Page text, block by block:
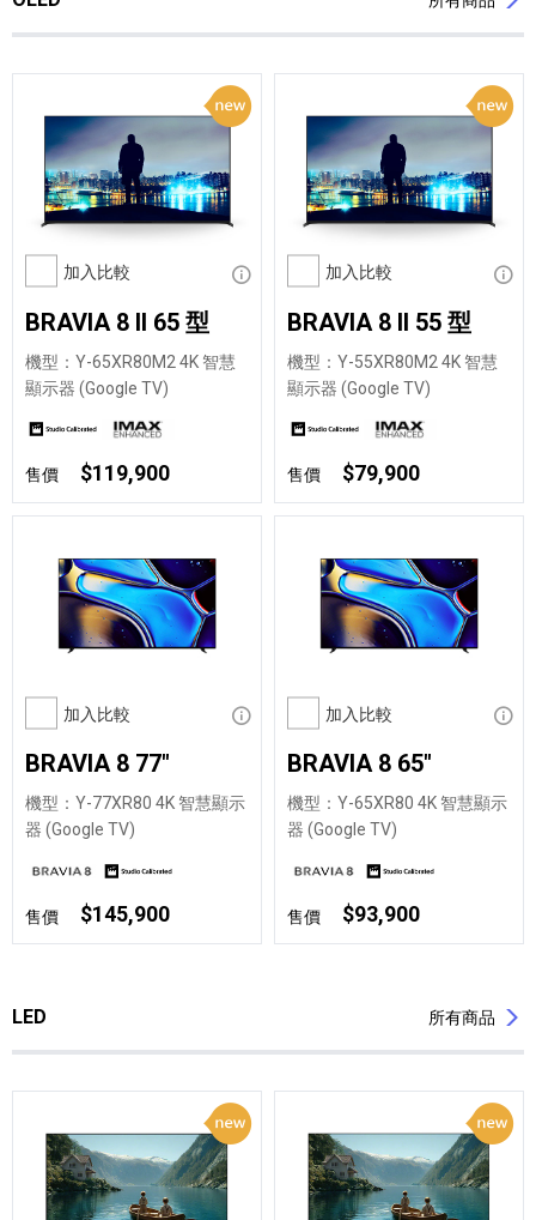
加入比較 顯示資訊
BRAVIA 8 II 65 型
機型：Y-65XR80M2 4K 智慧
顯示器 (Google TV)
售價 $119,900
加入比較 顯示
BRAVIA 8 II 55 型
機型：Y-55XR80M2 4K 智慧
顯示器 (Google TV)
售價 $79,900
加入比較 顯示資訊
BRAVIA 8 77"
機型：Y-77XR80 4K 智慧顯示
器 (Google TV)
售價 $145,900
加入比較 顯示
BRAVIA 8 65"
機型：Y-65XR80 4K 智慧顯示
器 (Google TV)
售價 $93,900
LED 所有商品